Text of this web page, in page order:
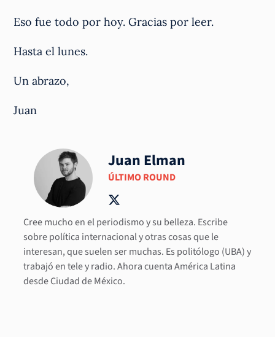
Eso fue todo por hoy. Gracias por leer.
Hasta el lunes.
Un abrazo,
Juan
Juan Elman
ÚLTIMO ROUND
Cree mucho en el periodismo y su belleza. Escribe
sobre política internacional y otras cosas que le
interesan, que suelen ser muchas. Es politólogo (UBA) y
trabajó en tele y radio. Ahora cuenta América Latina
desde Ciudad de México.